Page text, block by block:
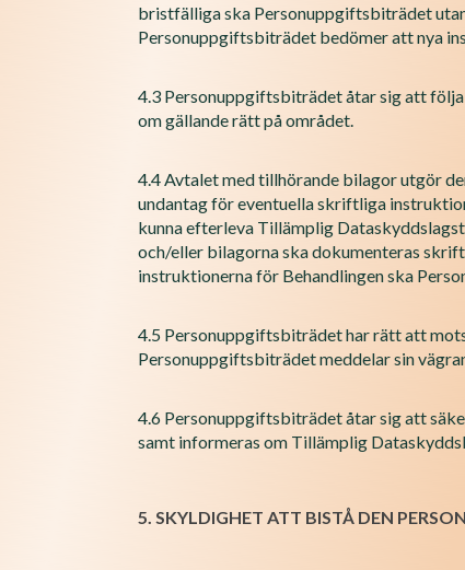
bristfälliga ska Personuppgiftsbiträdet
Personuppgiftsbiträdet bedömer att nya
4.3 Personuppgiftsbiträdet åtar sig att
om gällande rätt på området.
4.4 Avtalet med tillhörande bilagor utgör
undantag för eventuella skriftliga
kunna efterleva Tillämplig
och/eller bilagorna ska dokumenteras
instruktionerna för Behandlingen ska
4.5 Personuppgiftsbiträdet har rätt att
Personuppgiftsbiträdet meddelar sin
4.6 Personuppgiftsbiträdet åtar sig att
samt informeras om Tillämplig
5. SKYLDIGHET ATT BISTÅ DEN